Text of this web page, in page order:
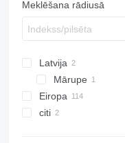
TGX
Integro
Intouro
MB
O-series
Sprinter
Tourismo
Midliner
Midlum
T-series
F89
FE
FL
FM
FMX
G-series
Meklēšana rādiusā
Latvija
Mārupe
Eiropa
citi